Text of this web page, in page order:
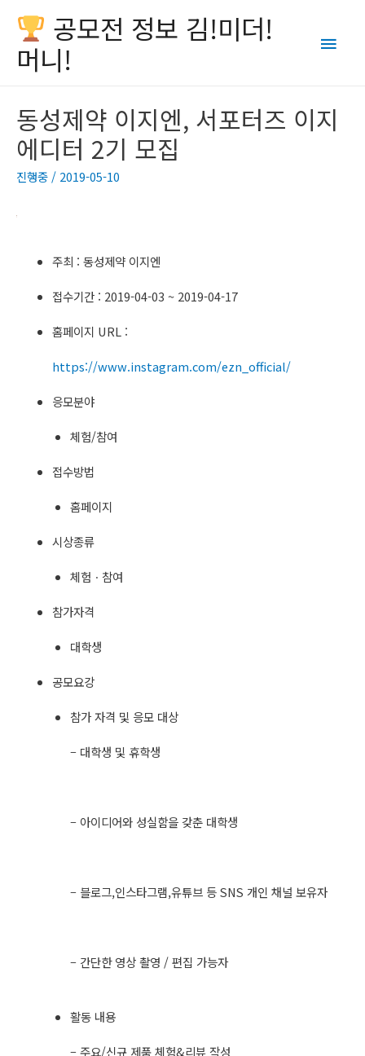
공모전 정보 김!미더!
머니!
Main
동성제약 이지엔, 서포터즈 이지
에디터 2기 모집
진행중 / 2019-05-10
주최 : 동성제약 이지엔
접수기간 : 2019-04-03 ~ 2019-04-17
홈페이지 URL :
https://www.instagram.com/ezn_official/
응모분야
체험/참여
접수방법
홈페이지
시상종류
체험ㆍ참여
참가자격
대학생
공모요강
참가 자격 및 응모 대상
– 대학생 및 휴학생
– 아이디어와 성실함을 갖춘 대학생
– 블로그,인스타그램,유튜브 등 SNS 개인 채널 보유자
– 간단한 영상 촬영 / 편집 가능자
활동 내용
– 주요/신규 제품 체험&리뷰 작성